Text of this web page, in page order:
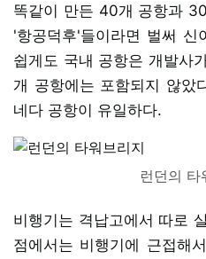
똑같이 만든 40개 공항과
'항공덕후'들이라면 벌써
쉽게도 국내 공항은 개발사
개 공항에는 포함되지 않았
네다 공항이 유일하다.
런던의 타
비행기는 격납고에서 따로
점에서는 비행기에 근접해